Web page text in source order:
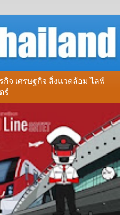
จ เศรษฐกิจ สิ่งแวดล้อม ไลฟ์
ร์